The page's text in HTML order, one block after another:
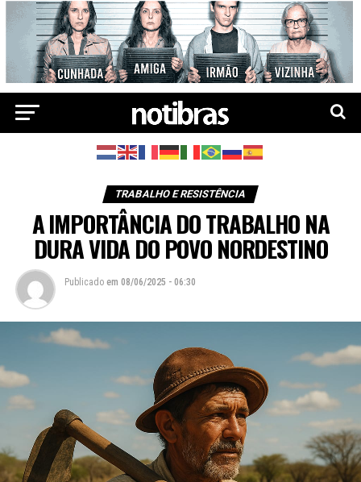
TRABALHO E RESISTÊNCIA
A IMPORTÂNCIA DO TRABALHO NA
DURA VIDA DO POVO NORDESTINO
Publicado em 08/06/2025 - 06:30